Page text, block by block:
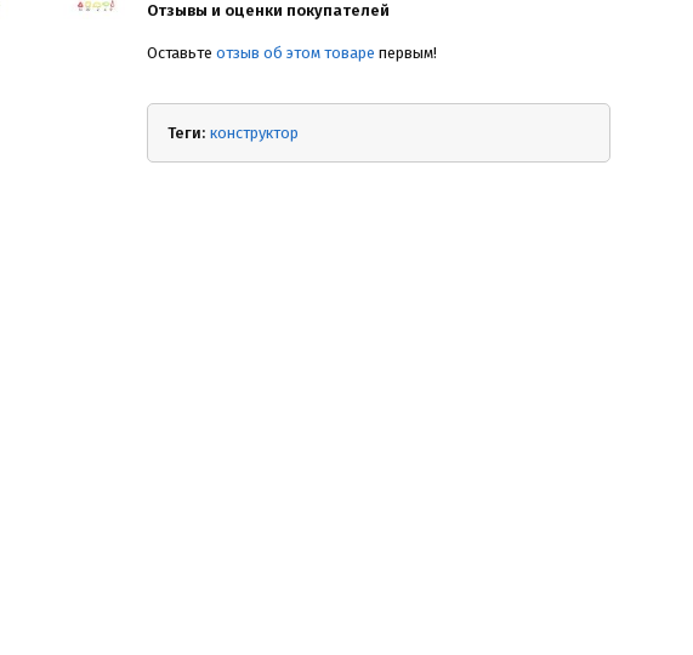
Отзывы и оценки покупателей
Оставьте отзыв об этом товаре первым!
Теги: конструктор